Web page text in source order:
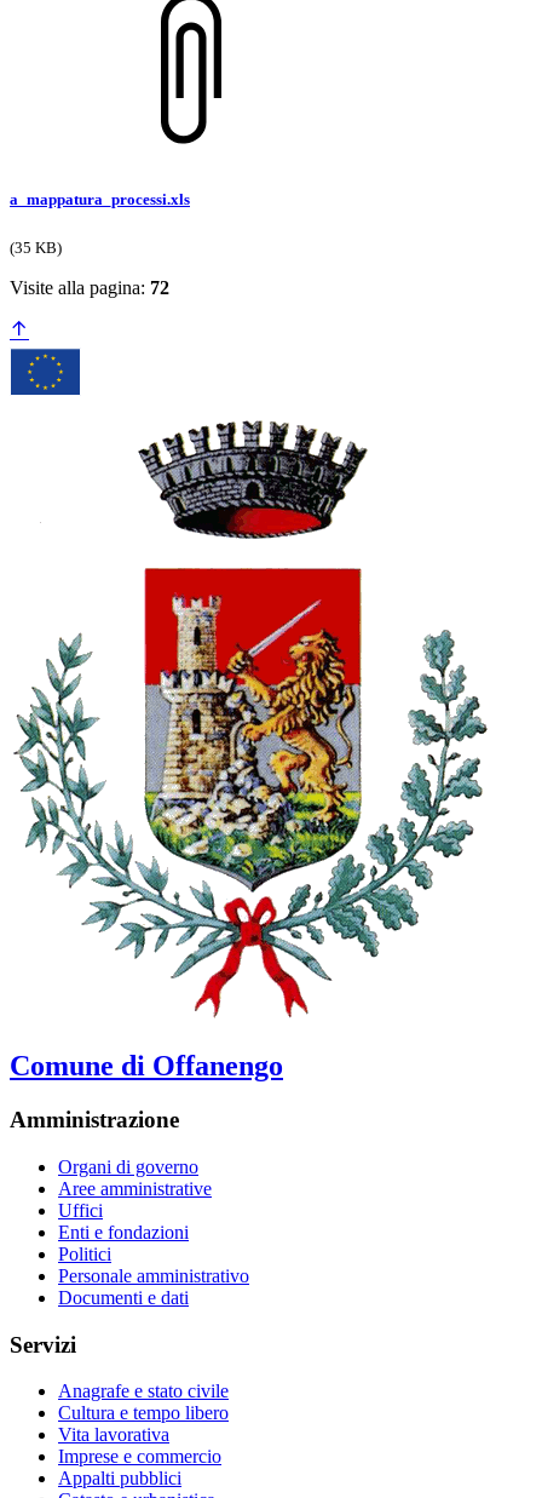
a_mappatura_processi.xls
(35 KB)
Visite alla pagina: 72
Comune di Offanengo
Amministrazione
Organi di governo
Aree amministrative
Uffici
Enti e fondazioni
Politici
Personale amministrativo
Documenti e dati
Servizi
Anagrafe e stato civile
Cultura e tempo libero
Vita lavorativa
Imprese e commercio
Appalti pubblici